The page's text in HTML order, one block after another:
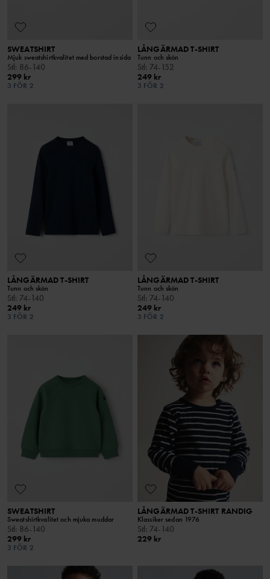
SWEATSHIRT
Mjuk sweatshirtkvalitet med borstad insida
Stl: 86-140
299 kr
3 FÖR 2
LÅNGÄRMAD T-SHIRT
Tunn och skön
Stl: 74-152
249 kr
3 FÖR 2
LÅNGÄRMAD T-SHIRT
Tunn och skön
Stl: 74-140
249 kr
3 FÖR 2
LÅNGÄRMAD T-SHIRT
Tunn och skön
Stl: 74-140
249 kr
3 FÖR 2
SWEATSHIRT
Sweatshirtkvalitet och mjuka muddar
Stl : 86-140
299 kr
3 FÖR 2
LÅNGÄRMAD T-SHIRT RANDIG
Klassiker sedan 1976
Stl : 74-140
229 kr